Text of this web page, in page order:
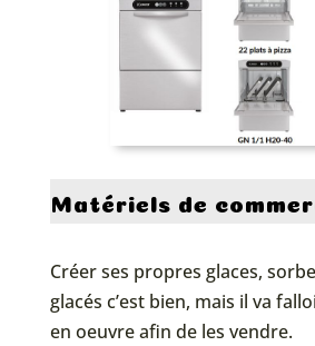
Matériels de
Créer ses propres glaces,
glacés c’est bien, mais il va
en oeuvre afin de les vendre.